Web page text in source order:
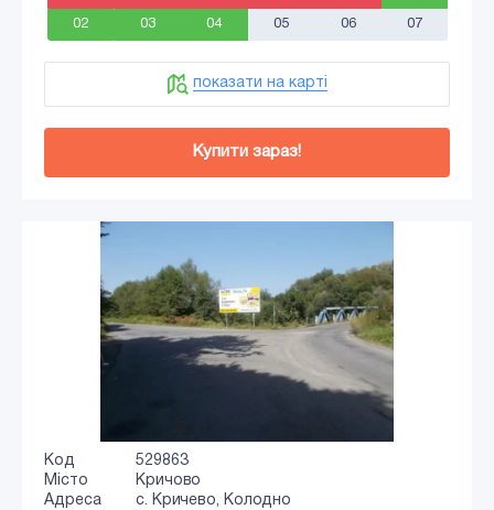
02 03 04 05 06 07
показати на карті
Купити зараз!
Код
529863
Місто
Кричово
Адреса
с. Кричево, Колодно